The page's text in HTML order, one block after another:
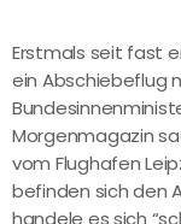
Erstmals seit fast
ein Abschiebeflug
Morgenmagazin
vom Flughafen
befinden sich den
handele es sich